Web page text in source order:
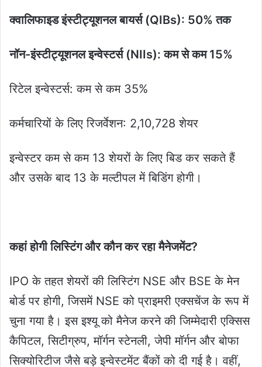
क्वालिफाइड इंस्टीट्यूशनल बायर्स (QIBs): 50% तक
नॉन-इंस्टीट्यूशनल इन्वेस्टर्स (NIIs): कम से कम 15%
रिटेल इन्वेस्टर्स: कम से कम 35%
कर्मचारियों के लिए रिजर्वेशन: 2,10,728 शेयर
इन्वेस्टर कम से कम 13 शेयरों के लिए बिड कर सकते हैं
और उसके बाद 13 के मल्टीपल में बिडिंग होगी।
कहां होगी लिस्टिंग और कौन कर रहा मैनेजमेंट?
IPO के तहत शेयरों की लिस्टिंग NSE और BSE के मेन
बोर्ड पर होगी, जिसमें NSE को प्राइमरी एक्सचेंज के रूप में
चुना गया है। इस इश्यू को मैनेज करने की जिम्मेदारी एक्सिस
कैपिटल, सिटीग्रुप, मॉर्गन स्टेनली, जेपी मॉर्गन और बोफा
सिक्योरिटीज जैसे बड़े इन्वेस्टमेंट बैंकों को दी गई है। वहीं,